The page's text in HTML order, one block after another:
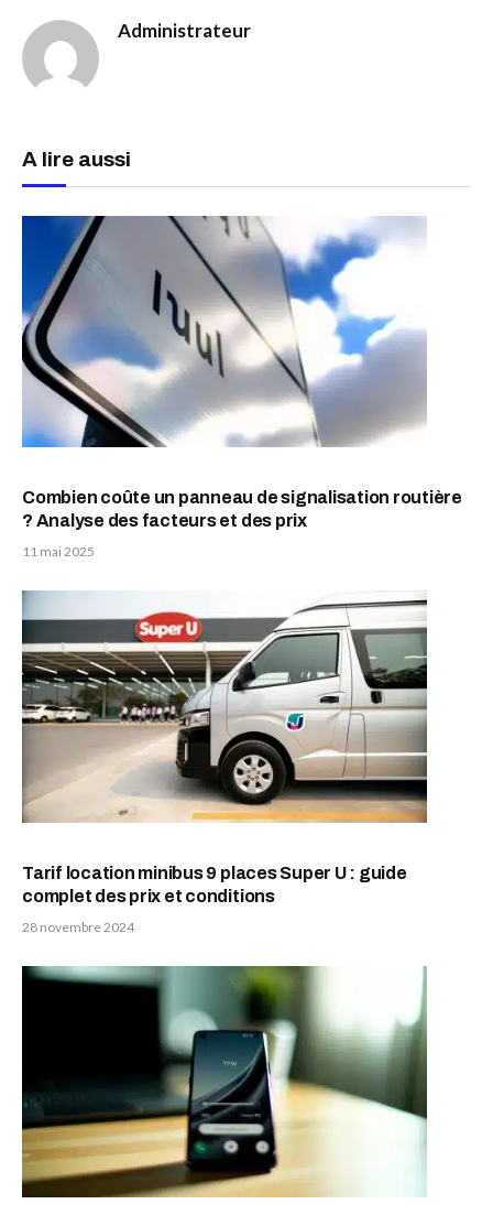
Administrateur
A lire aussi
Combien coûte un panneau de signalisation routière
? Analyse des facteurs et des prix
11 mai 2025
Tarif location minibus 9 places Super U : guide
complet des prix et conditions
28 novembre 2024